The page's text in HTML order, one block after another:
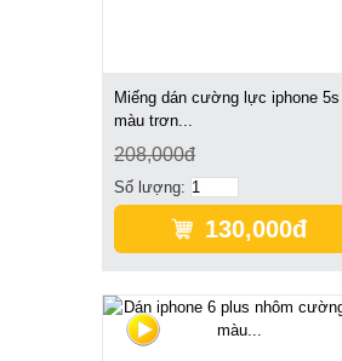
Miếng dán cường lực iphone 5s
màu trơn...
208,000đ
Số lượng:
130,000đ